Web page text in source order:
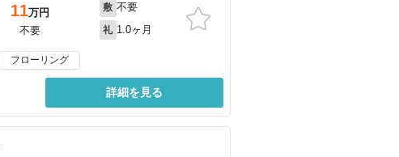
11万円
不要
敷 不要
礼 1.0ヶ月
フローリング
詳細を見る